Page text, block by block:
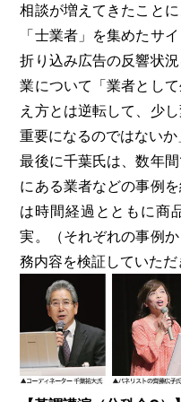
相談が増えてきたこと
「士業者」を集めたサ
折り込み広告の反響状
業について「業者とし
え方とは逆転して、少
重要になるのではないか
最後に千葉氏は、数年
にある業者などの事例
は時間経過とともに商
実。（それぞれの事例
務内容を検証していただ